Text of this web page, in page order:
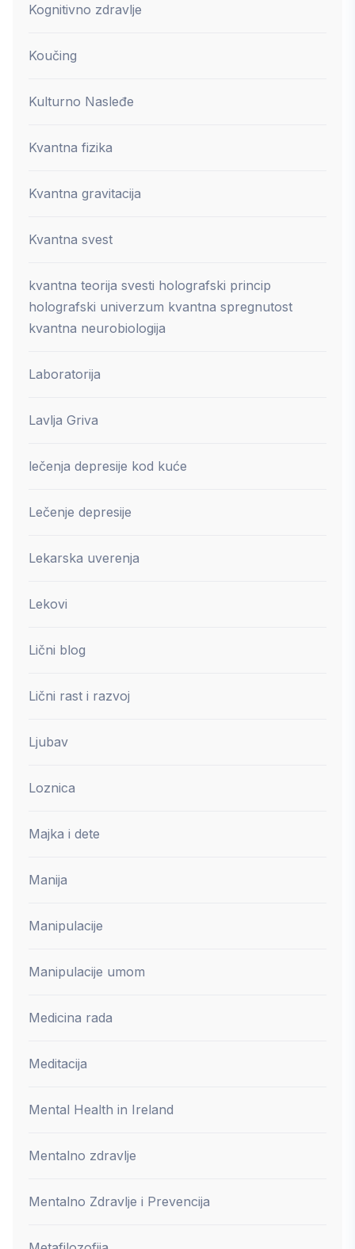
Kognitivno zdravlje
Koučing
Kulturno Nasleđe
Kvantna fizika
Kvantna gravitacija
Kvantna svest
kvantna teorija svesti holografski princip
holografski univerzum kvantna spregnutost
kvantna neurobiologija
Laboratorija
Lavlja Griva
lečenja depresije kod kuće
Lečenje depresije
Lekarska uverenja
Lekovi
Lični blog
Lični rast i razvoj
Ljubav
Loznica
Majka i dete
Manija
Manipulacije
Manipulacije umom
Medicina rada
Meditacija
Mental Health in Ireland
Mentalno zdravlje
Mentalno Zdravlje i Prevencija